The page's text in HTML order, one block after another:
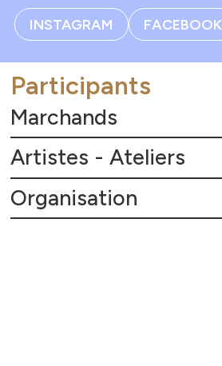
INSTAGRAM FACEBOOK
Participants
Marchands
Artistes - Ateliers
Organisation